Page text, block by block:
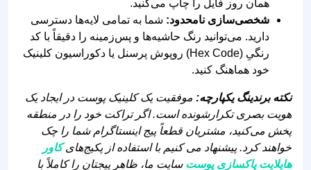
همان روز فایل را چاپ می‌کنید.
شخصی‌سازی نامحدود: شما به تمامی لایه‌ها دسترسی
دارید. می‌توانید رنگ حاشیه‌ها و پس‌زمینه را دقیقاً با کد
رنگیِ (Hex Code) روپوش پرسنل یا دکوراسیون کلینیک
خود هماهنگ کنید.
نکته برندینگ یکپارچه: موفقیت یک کلینیک پوست در ایجاد یک
هویت بصری تکرارشونده است. اگر تراکت خود را در منطقه
پخش می‌کنید، مشتریان قطعاً پیج اینستاگرام شما را چک
خواهند کرد. پیشنهاد می‌ کنیم با استفاده از پکیج‌هایکاور
هایلایت پاکسازی پوست سایت ما، ظاهر پیجتان را کاملاً با